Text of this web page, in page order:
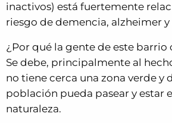
inactivos) está fuertemente
riesgo de demencia, alzheimer y
¿Por qué la gente de este barrio
Se debe, principalmente al
no tiene cerca una zona verde y
población pueda pasear y estar
naturaleza.